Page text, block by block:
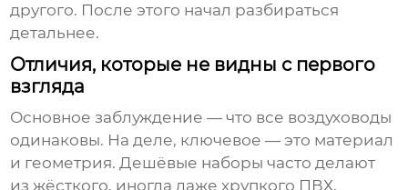
другого. После этого начал разбираться
детальнее.
Отличия, которые не видны с первого
взгляда
Основное заблуждение — что все воздуховоды
одинаковы. На деле, ключевое — это материал
и геометрия. Дешёвые наборы часто делают
из жёсткого, иногда даже хрупкого ПВХ,